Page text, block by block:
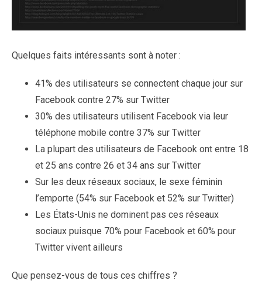
Quelques faits intéressants sont à noter :
41% des utilisateurs se connectent chaque jour sur
Facebook contre 27% sur Twitter
30% des utilisateurs utilisent Facebook via leur
téléphone mobile contre 37% sur Twitter
La plupart des utilisateurs de Facebook ont entre 18
et 25 ans contre 26 et 34 ans sur Twitter
Sur les deux réseaux sociaux, le sexe féminin
l’emporte (54% sur Facebook et 52% sur Twitter)
Les États-Unis ne dominent pas ces réseaux
sociaux puisque 70% pour Facebook et 60% pour
Twitter vivent ailleurs
Que pensez-vous de tous ces chiffres ?